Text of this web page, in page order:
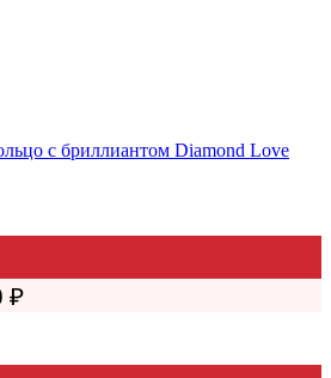
с бриллиантом Diamond Love
₽